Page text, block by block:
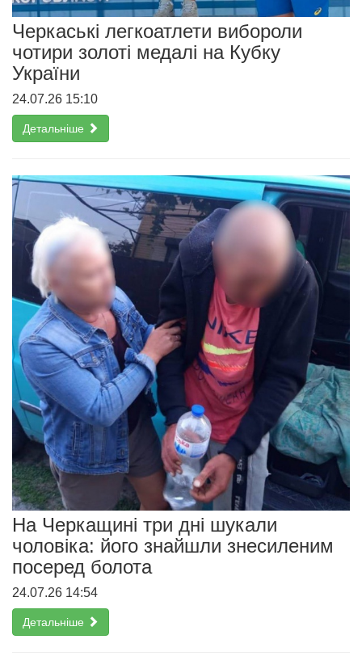
Черкаські легкоатлети вибороли
чотири золоті медалі на Кубку
України
24.07.26 15:10
Детальніше
На Черкащині три дні шукали
чоловіка: його знайшли знесиленим
посеред болота
24.07.26 14:54
Детальніше